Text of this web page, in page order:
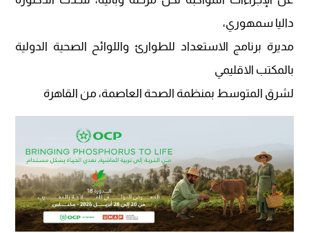
داليا سمهوري،
مديرة برنامج الاستعداد للطوارئ واللوائح الصحية الدولية
بالمكتب الاقليمي
لشرق المتوسط بمنظمة الصحة العاصمة، من القاهرة